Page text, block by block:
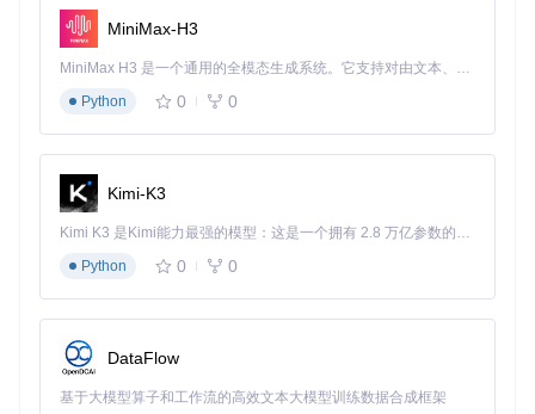
台式机用户
多显卡配置：工具会自动识别并标记主显卡，建议禁用不兼
容的独立显卡
如何通过兼容性分级评估降低配置风险？
lify的兼容性分级评估体系如何帮助用户规避潜在风险？
问题：传统兼容性检查的局限性
传统方法需要用户手动查阅大量硬件兼容性列表，不仅效率低
下，还可能因为信息过时导致配置失败。统计显示，超过68%
的入门用户在首次配置时会遇到至少3个兼容性问题。
方案：三级兼容性评估体系
OpCore Simplify采用直观的三级评估体系，帮助用户快速了
解硬件状态：
✅完全兼容：无需额外配置即可正常工作
MiniMax-H3
MiniMax H3 是一个通用的全模态生成系统。它支持对由文本、图像、视频和音频组成的多模态上下文进行统一理解，并能生成分辨率高达 2K、时长可达 15 秒的带原生立体声音频的视频。得益于面向任务泛化的系统设计，H3 在预训练阶段就已具备广泛的多模态上下文理解与生成能力，能够出色地执行复杂的多模态指令。
Python
0 0
Kimi-K3
Kimi K3 是Kimi能力最强的模型：这是一个拥有 2.8 万亿参数的混合专家（MoE）模型，具备原生视觉理解能力，并支持 100 万 token 的上下文窗口。
Python
0 0
DataFlow
基于大模型算子和工作流的高效文本大模型训练数据合成框架